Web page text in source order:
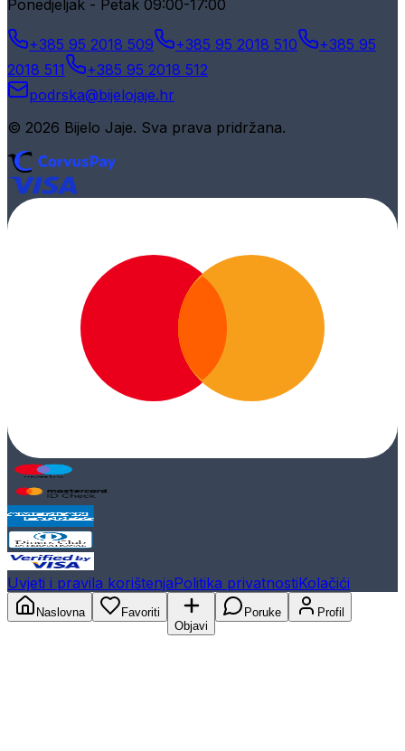
Ponedjeljak - Petak 09:00-17:00
+385 95 2018 509 +385 95 2018 510
+385 95
2018 511
+385 95 2018 512
podrska@bijelojaje.hr
© 2026 Bijelo Jaje. Sva prava pridržana.
Uvjeti i pravila korištenjaPolitika privatnostiKolačići
Naslovna
Favoriti
Objavi
Poruke Profil